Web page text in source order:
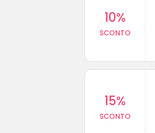
10%
SCONTO
15%
SCONTO